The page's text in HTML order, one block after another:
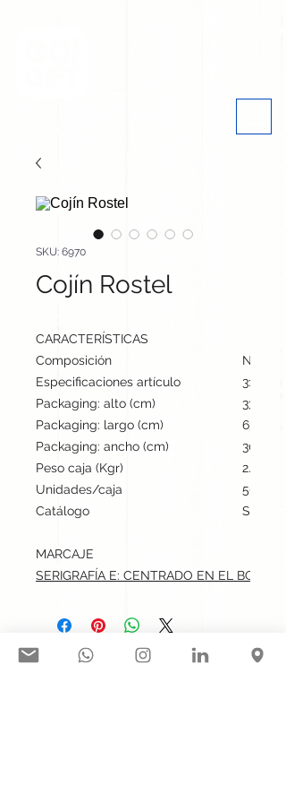
SKU: 6970
Cojín Rostel
CARACTERÍSTICAS
Composición
Non-
Especificaciones artículo
31 cm
Packaging: alto (cm)
33
Packaging: largo (cm)
63
Packaging: ancho (cm)
30
Peso caja (Kgr)
2.9
Unidades/caja
50
Catálogo
Stock
MARCAJE
SERIGRAFÍA E: CENTRADO EN EL
Síguenos en nuestras redes